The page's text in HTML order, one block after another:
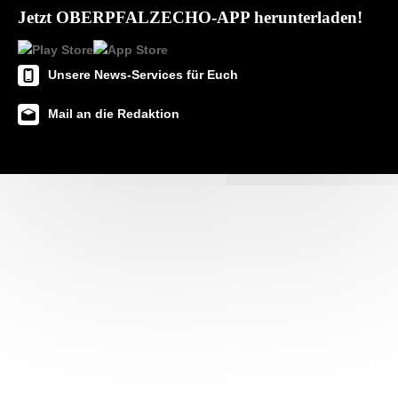
Jetzt OBERPFALZECHO-APP herunterladen!
Unsere News-Services für Euch
Mail an die Redaktion